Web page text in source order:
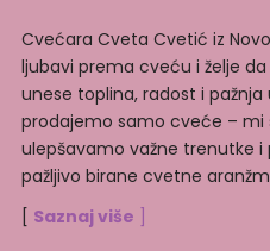
Cvećara Cveta Cvetić iz
ljubavi prema cveću i želje
unese toplina, radost i pažnja
prodajemo samo cveće –
ulepšavamo važne trenutke
pažljivo birane cvetne
[ Saznaj više